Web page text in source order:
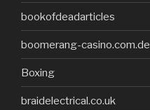
bookofdeadarticles
boomerang-casino.com.de
Boxing
braidelectrical.co.uk